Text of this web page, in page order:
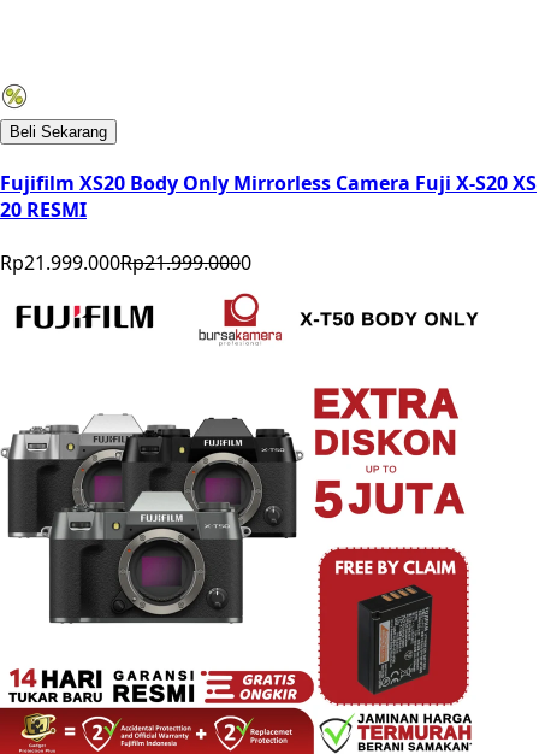
Beli Sekarang
Fujifilm XS20 Body Only Mirrorless Camera Fuji X-S20 XS
20 RESMI
Rp21.999.000Rp21.999.0000